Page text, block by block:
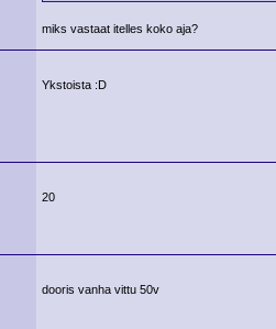
miks vastaat itelles koko aja?
Ykstoista :D
20
dooris vanha vittu 50v